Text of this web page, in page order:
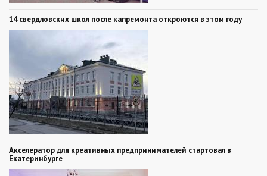
14 свердловских школ после капремонта откроются в этом году
Акселератор для креативных предпринимателей стартовал в
Екатеринбурге